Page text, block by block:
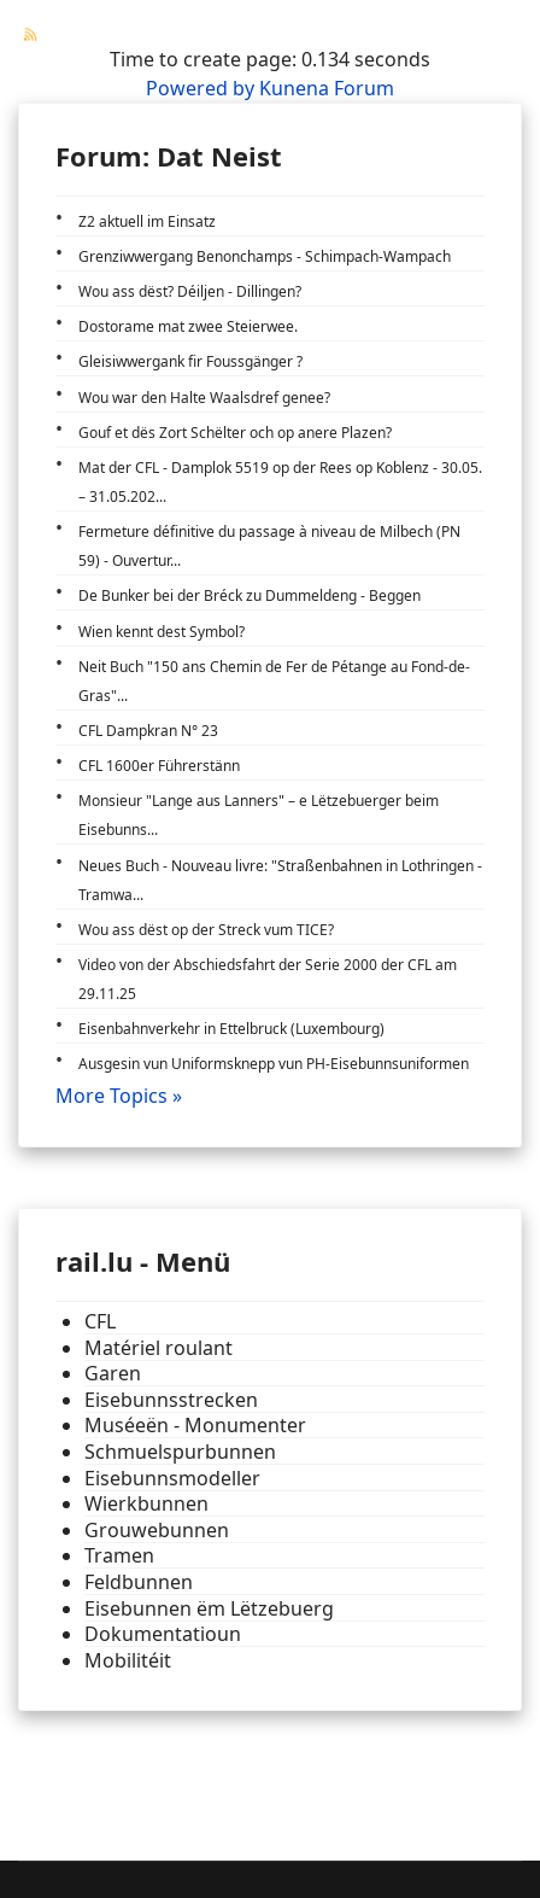
Time to create page: 0.134 seconds
Powered by Kunena Forum
Forum: Dat Neist
Z2 aktuell im Einsatz
Grenziwwergang Benonchamps - Schimpach-Wampach
Wou ass dëst? Déiljen - Dillingen?
Dostorame mat zwee Steierwee.
Gleisiwwergank fir Foussgänger ?
Wou war den Halte Waalsdref genee?
Gouf et dës Zort Schëlter och op anere Plazen?
Mat der CFL - Damplok 5519 op der Rees op Koblenz - 30.05.
– 31.05.202...
Fermeture définitive du passage à niveau de Milbech (PN
59) - Ouvertur...
De Bunker bei der Bréck zu Dummeldeng - Beggen
Wien kennt dest Symbol?
Neit Buch "150 ans Chemin de Fer de Pétange au Fond-de-
Gras"...
CFL Dampkran N° 23
CFL 1600er Führerstänn
Monsieur "Lange aus Lanners" – e Lëtzebuerger beim
Eisebunns...
Neues Buch - Nouveau livre: "Straßenbahnen in Lothringen -
Tramwa...
Wou ass dëst op der Streck vum TICE?
Video von der Abschiedsfahrt der Serie 2000 der CFL am
29.11.25
Eisenbahnverkehr in Ettelbruck (Luxembourg)
Ausgesin vun Uniformsknepp vun PH-Eisebunnsuniformen
More Topics »
rail.lu - Menü
CFL
Matériel roulant
Garen
Eisebunnsstrecken
Muséeën - Monumenter
Schmuelspurbunnen
Eisebunnsmodeller
Wierkbunnen
Grouwebunnen
Tramen
Feldbunnen
Eisebunnen ëm Lëtzebuerg
Dokumentatioun
Mobilitéit